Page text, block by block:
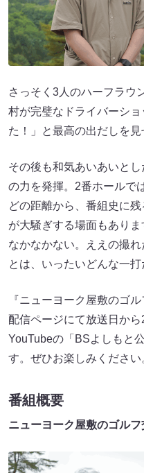
さっそく3人のハーフラウ
村が完璧なドライバーシ
た！」と最高の出だしを見
その後も和気あいあいと
の力を発揮。2番ホールで
どの距離から、番組史に
が大騒ぎする場面もあり
なかなかない。ええの撮
とは、いったいどんな一打
『ニューヨーク屋敷のゴ
配信ページにて放送日から
YouTubeの「BSよしもと
す。ぜひお楽しみください
番組概要
ニューヨーク屋敷のゴルフ